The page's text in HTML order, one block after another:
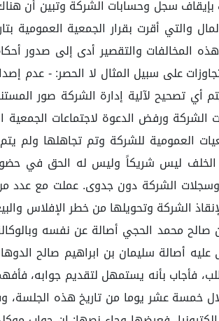
سجل وحسابات الشركة وتبين أن
المخالفات والتقصير أدى إلى صدور
يتم أي تصحيح لآلية إدارة الشركة صور
الشركة ورفض الدعوة لاجتماعات
الخلف ليس شريكاً وليس له الحق في حضور
الشركة دون جدوى. عملت مع عدد
الشركة وتحويلها من خطر الإفلاس
محمد الحجي أصالة عن نفسه
أصالة سليمان بن ابراهيم صالح
فأجاب بأنه يستمهل لتقديم جوابه،
خمسة عشر يوما من تاريخ هذه الجلسة،